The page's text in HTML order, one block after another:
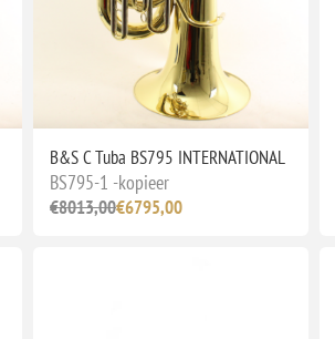
B&S C Tuba BS795 INTERNATIONAL
BS795-1 -kopieer
€8013,00€6795,00